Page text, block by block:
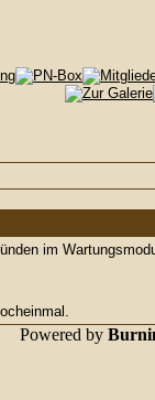
im
Powered by